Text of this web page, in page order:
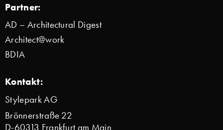
Partner:
AD – Architectural Digest
Architect@work
BDIA
Kontakt:
Stylepark AG
Brönnerstraße 22
D-60313 Frankfurt am Main